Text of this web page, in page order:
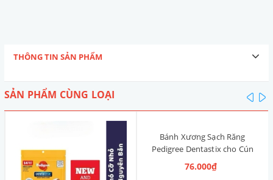
THÔNG TIN SẢN PHẨM
SẢN PHẨM CÙNG LOẠI
Bánh Xương Sạch Răng
Pedigree Dentastix cho Cún
nhỏ 120g (14 Thanh, Vị Truyền
Thống)
76.000₫